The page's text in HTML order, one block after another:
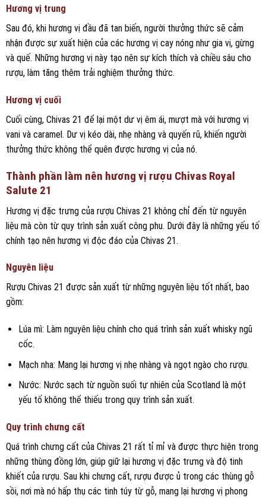
Hương vị trung
Sau đó, khi hương vị đầu đã tan biến, người thưởng thức sẽ cảm
nhận được sự xuất hiện của các hương vị cay nóng như gia vị, gừng
và quế. Những hương vị này tạo nên sự kích thích và chiều sâu cho
rượu, làm tăng thêm trải nghiệm thưởng thức.
Hương vị cuối
Cuối cùng, Chivas 21 để lại một dư vị êm ái, mượt mà với hương vị
vani và caramel. Dư vị kéo dài, nhẹ nhàng và quyến rũ, khiến người
thưởng thức không thể quên được hương vị của nó.
Thành phần làm nên hương vị rượu Chivas Royal
Salute 21
Hương vị đặc trưng của rượu Chivas 21 không chỉ đến từ nguyên
liệu mà còn từ quy trình sản xuất công phu. Dưới đây là những yếu tố
chính tạo nên hương vị độc đáo của Chivas 21.
Nguyên liệu
Rượu Chivas 21 được sản xuất từ những nguyên liệu tốt nhất, bao
gồm:
Lúa mì: Làm nguyên liệu chính cho quá trình sản xuất whisky ngũ
cốc.
Mạch nha: Mang lại hương vị nhẹ nhàng và ngọt ngào cho rượu.
Nước: Nước sạch từ nguồn suối tự nhiên của Scotland là một
yếu tố không thể thiếu trong quy trình sản xuất.
Quy trình chưng cất
Quá trình chưng cất của Chivas 21 rất tỉ mỉ và được thực hiện trong
những thùng đồng lớn, giúp giữ lại hương vị đặc trưng và độ tinh
khiết của rượu. Sau khi chưng cất, rượu được ủ trong các thùng gỗ
sồi, nơi mà nó hấp thụ các tinh túy từ gỗ, mang lại hương vị phong